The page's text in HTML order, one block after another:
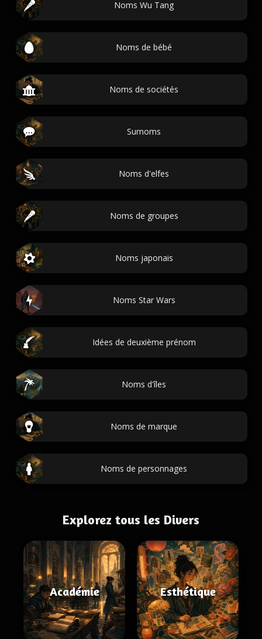
Noms Wu Tang
Noms de bébé
Noms de sociétés
Surnoms
Noms d'elfes
Noms de groupes
Noms japonais
Noms Star Wars
Idées de deuxième prénom
Noms d'îles
Noms de marque
Noms de personnages
Explorez tous les Divers
Académie Esthétique